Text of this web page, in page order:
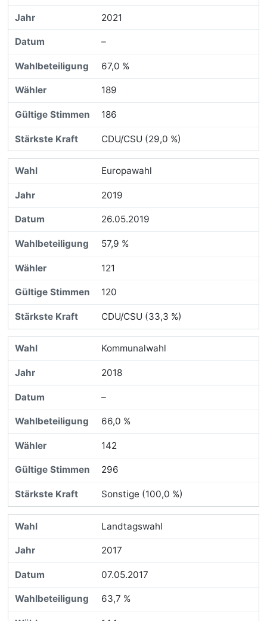
2021
–
67,0 %
189
186
CDU/CSU (29,0 %)
Europawahl
2019
26.05.2019
57,9 %
121
120
CDU/CSU (33,3 %)
Kommunalwahl
2018
–
66,0 %
142
296
Sonstige (100,0 %)
Landtagswahl
2017
07.05.2017
63,7 %